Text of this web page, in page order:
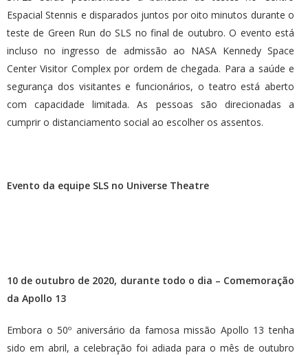
Espacial Stennis e disparados juntos por oito minutos durante o
teste de Green Run do SLS no final de outubro. O evento está
incluso no ingresso de admissão ao NASA Kennedy Space
Center Visitor Complex por ordem de chegada. Para a saúde e
segurança dos visitantes e funcionários, o teatro está aberto
com capacidade limitada. As pessoas são direcionadas a
cumprir o distanciamento social ao escolher os assentos.
Evento da equipe SLS no Universe Theatre
10 de outubro de 2020, durante todo o dia – Comemoração
da Apollo 13
Embora o 50º aniversário da famosa missão Apollo 13 tenha
sido em abril, a celebração foi adiada para o mês de outubro